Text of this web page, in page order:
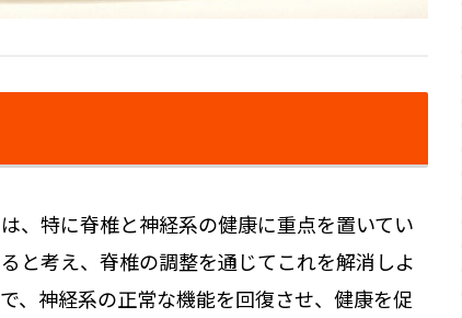
、特に脊椎と神経系の健康に重点を置いてい
と考え、脊椎の調整を通じてこれを解消しよ
、神経系の正常な機能を回復させ、健康を促